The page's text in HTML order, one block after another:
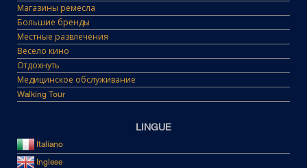
Магазины ремесла
Большие бренды
Местные развлечения
Весело кино
Отдохнуть
Медицинское обслуживание
Walking Tour
LINGUE
Italiano
Inglese